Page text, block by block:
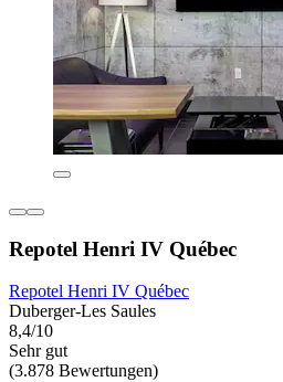
Repotel Henri IV Québec
Repotel Henri IV Québec
Duberger-Les Saules
8,4/10
Sehr gut
(3.878 Bewertungen)